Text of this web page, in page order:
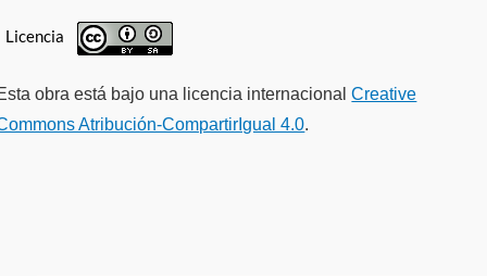
Licencia
obra está bajo una licencia internacionalCreative
Atribución-CompartirIgual 4.0.